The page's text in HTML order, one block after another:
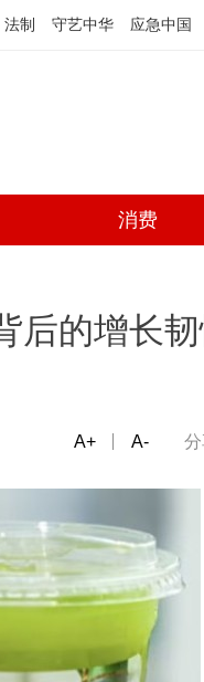
法制 守艺中华 应急中国
消费
后的增长
微信 微博
A+ A-